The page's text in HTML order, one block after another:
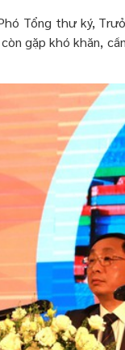
Tổng thư ký,
gặp khó khăn,